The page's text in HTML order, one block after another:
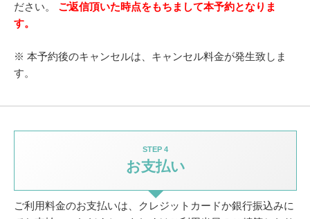
ださい。
ご返信頂いた時点をもちまして本予約となりま
す。
※ 本予約後のキャンセルは、キャンセル料金が発生致しま
す。
STEP 4
お支払い
ご利用料金のお支払いは、クレジットカードか銀行振込みに